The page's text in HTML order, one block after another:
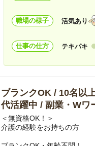
職場の様子 活気あり
仕事の仕方 テキパキ
ブランクOK / 10名以
代活躍中 / 副業・Wワ
＜無資格OK！＞
介護の経験をお持ちの方